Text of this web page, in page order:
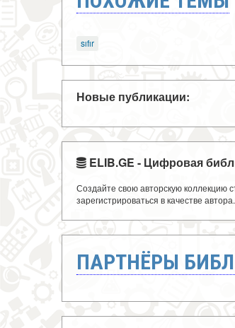
sıfır
Новые публикации:
ELIB.GE - Цифровая
Создайте свою авторскую коллекцию
зарегистрироваться в качестве автора.
ПАРТНЁРЫ